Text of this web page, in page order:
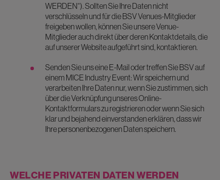
WERDEN“). Sollten Sie Ihre Daten nicht
verschlüsseln und für die BSV Venues-Mitglieder
freigeben wollen, können Sie unsere Venue-
Mitglieder auch direkt über deren Kontaktdetails, die
auf unserer Website aufgeführt sind, kontaktieren.
Senden Sie uns eine E-Mail oder treffen Sie BSV auf
einem MICE Industry Event: Wir speichern und
verarbeiten Ihre Daten nur, wenn Sie zustimmen, sich
über die Verknüpfung unseres Online-
Kontaktformulars zu registrieren oder wenn Sie sich
klar und bejahend einverstanden erklären, dass wir
Ihre personenbezogenen Daten speichern.
WELCHE PRIVATEN DATEN WERDEN